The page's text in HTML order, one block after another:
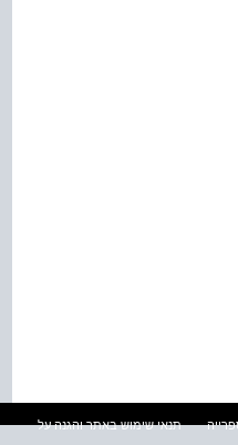
תנאי שימוש באתר והגנה על